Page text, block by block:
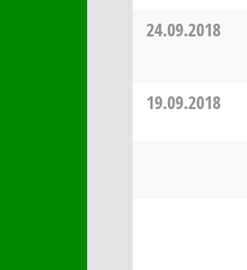
24.09.2018
19.09.2018